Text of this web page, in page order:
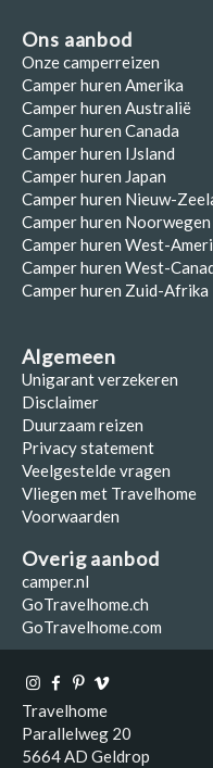
Ons aanbod
Onze camperreizen
Camper huren Amerika
Camper huren Australië
Camper huren Canada
Camper huren IJsland
Camper huren Japan
Camper huren Nieuw-
Camper huren Noorwegen
Camper huren West-
Camper huren West-
Camper huren Zuid-Afrika
Algemeen
Unigarant verzekeren
Disclaimer
Duurzaam reizen
Privacy statement
Veelgestelde vragen
Vliegen met Travelhome
Voorwaarden
Overig aanbod
camper.nl
GoTravelhome.ch
GoTravelhome.com
Travelhome
Parallelweg 20
5664 AD Geldrop